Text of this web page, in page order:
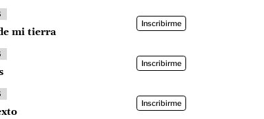
mi tierra
Inscribirme
Inscribirme
Inscribirme